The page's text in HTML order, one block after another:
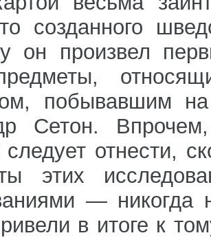
созданного
он произвел
побывавшим
Сетон.
следует отнести,
этих
— никогда
в итоге к